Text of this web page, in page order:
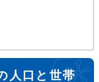
人口と世帯